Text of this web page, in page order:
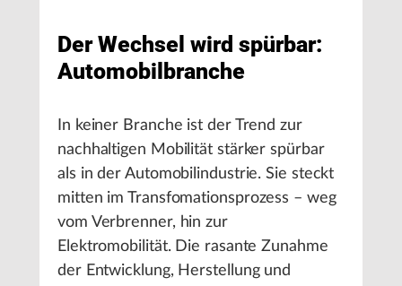
Der Wechsel wird spürbar:
Automobilbranche
In keiner Branche ist der Trend zur
nachhaltigen Mobilität stärker spürbar
als in der Automobilindustrie. Sie steckt
mitten im Transfomationsprozess – weg
vom Verbrenner, hin zur
Elektromobilität. Die rasante Zunahme
der Entwicklung, Herstellung und